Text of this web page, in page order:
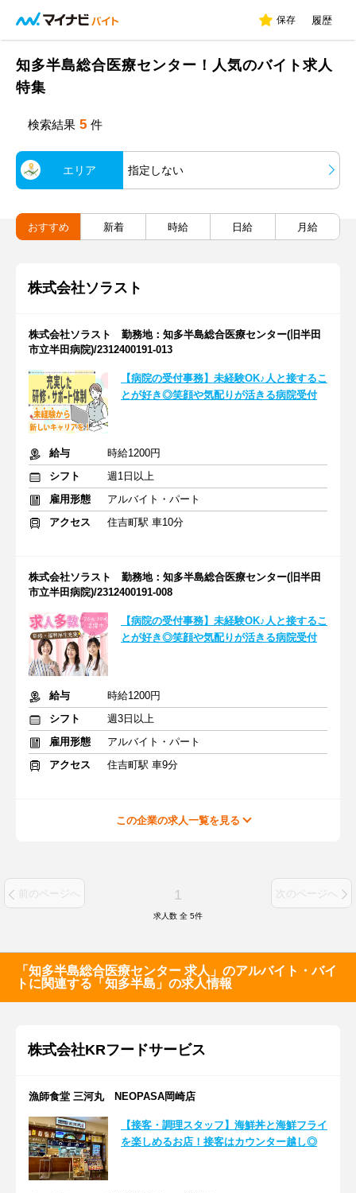
保存 履歴
知多半島総合医療センター！人気のバイト求人
特集
検索結果 5 件
エリア 指定しない
おすすめ 新着 時給 日給 月給
株式会社ソラスト
株式会社ソラスト 勤務地：知多半島総合医療センター(旧半田
市立半田病院)/2312400191-013
【病院の受付事務】未経験OK♪人と接するこ
とが好き◎笑顔や気配りが活きる病院受付
給与
時給1200円
シフト
週1日以上
雇用形態
アルバイト・パート
アクセス
住吉町駅 車10分
株式会社ソラスト 勤務地：知多半島総合医療センター(旧半田
市立半田病院)/2312400191-008
【病院の受付事務】未経験OK♪人と接するこ
とが好き◎笑顔や気配りが活きる病院受付
給与
時給1200円
シフト
週3日以上
雇用形態
アルバイト・パート
アクセス
住吉町駅 車9分
この企業の求人一覧を見る
前のページへ 1 次のページへ
求人数 全 5件
「知多半島総合医療センター 求人」のアルバイト・バイ
トに関連する「知多半島」の求人情報
株式会社KRフードサービス
漁師食堂 三河丸 NEOPASA岡崎店
【接客・調理スタッフ】海鮮丼と海鮮フライ
を楽しめるお店！接客はカウンター越し◎